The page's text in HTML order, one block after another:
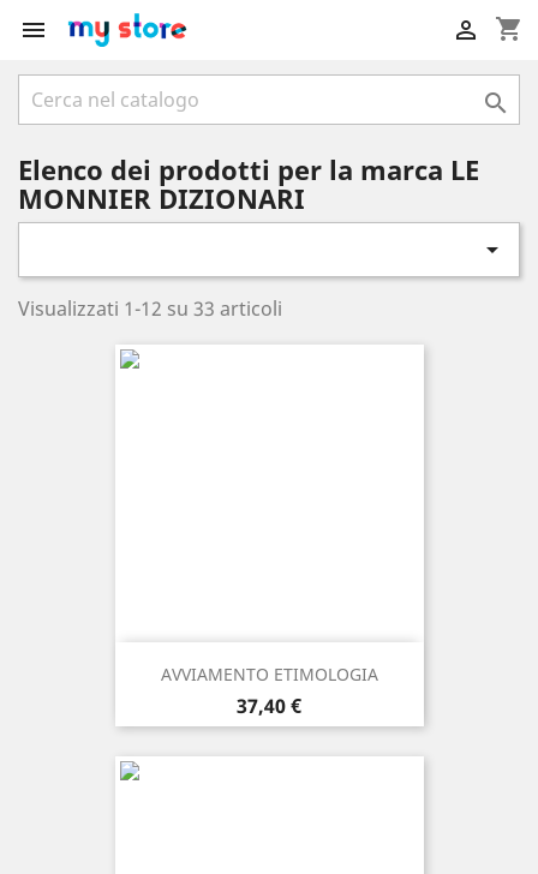
 shopping_cart


Elenco dei prodotti per la marca LE
MONNIER DIZIONARI

Visualizzati 1-12 su 33 articoli
AVVIAMENTO ETIMOLOGIA
Prezzo
37,40 €